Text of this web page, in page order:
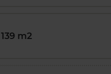
139 m2